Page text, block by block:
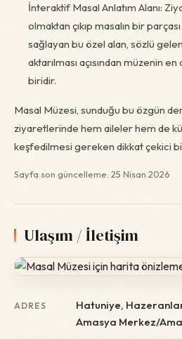
İnteraktif Masal Anlatım Alanı:
olmaktan çıkıp masalın bir
sağlayan bu özel alan, sözlü
aktarılması açısından müzenin
biridir.
Masal Müzesi, sunduğu bu özgün
ziyaretlerinde hem aileler hem de
keşfedilmesi gereken dikkat çekici
Sayfa son güncelleme: 25 Nisan 2026
Ulaşım / İletişim
ADRES
Hatuniye,
Amasya Merkez/